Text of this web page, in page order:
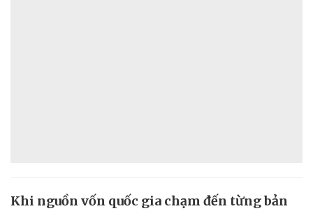
Khi nguồn vốn quốc gia chạm đến từng bản